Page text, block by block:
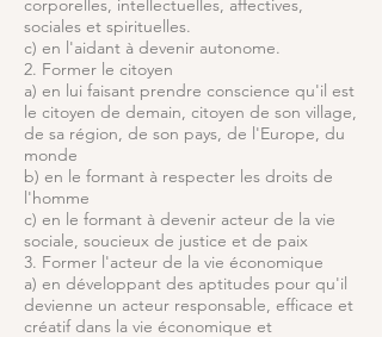
corporelles, intellectuelles, affectives,
sociales et spirituelles.
c) en l'aidant à devenir autonome.
2. Former le citoyen
a) en lui faisant prendre conscience qu'il est
le citoyen de demain, citoyen de son village,
de sa région, de son pays, de l'Europe, du
monde
b) en le formant à respecter les droits de
l'homme
c) en le formant à devenir acteur de la vie
sociale, soucieux de justice et de paix
3. Former l'acteur de la vie économique
a) en développant des aptitudes pour qu'il
devienne un acteur responsable, efficace et
créatif dans la vie économique et